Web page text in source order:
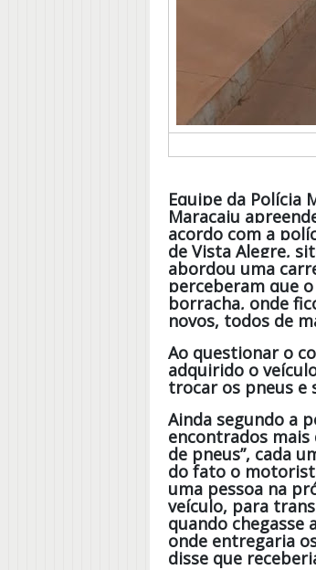
Equipe da Polícia
Maracaju
acordo com a
de Vista Alegre,
abordou uma
perceberam que
borracha, onde
novos, todos de
Ao questionar o
adquirido o
trocar os pneus e
Ainda segundo a
encontrados mais
de pneus”, cada
do fato o
uma pessoa na
veículo, para
quando chegasse
onde entregaria
disse que